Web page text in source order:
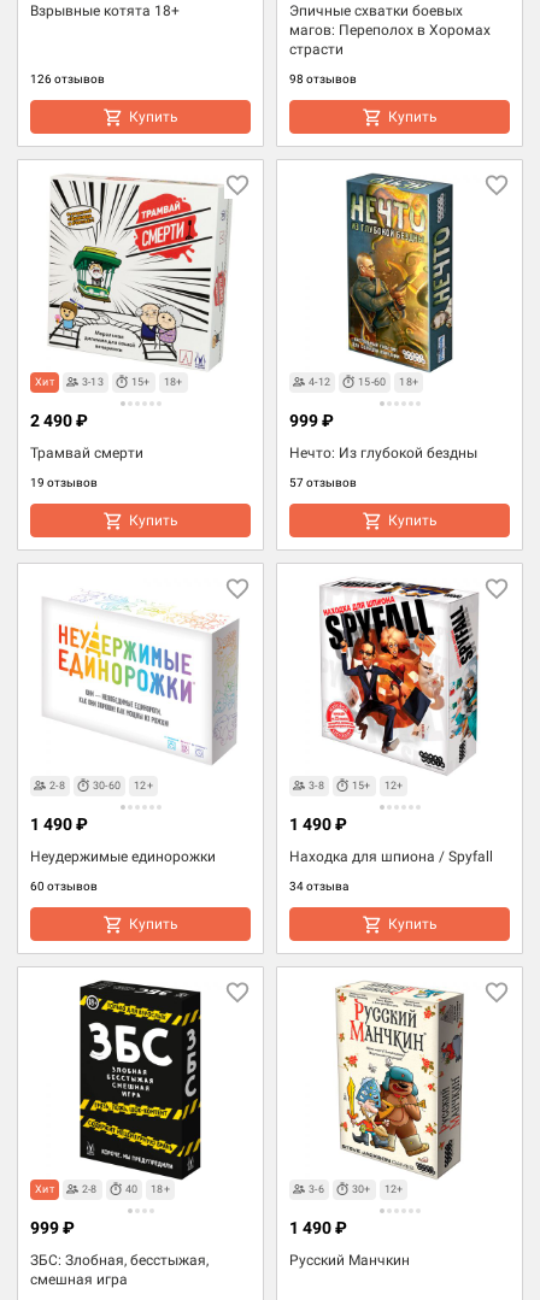
Взрывные котята 18+
126 отзывов
Купить
Эпичные схватки боевых
магов: Переполох в Хоромах
страсти
98 отзывов
Купить
Хит 3-13 15+ 18+
Трамвай смерти
19 отзывов
2 490 ₽
Купить
4-12 15-60 18+
Нечто: Из глубокой бездны
57 отзывов
999 ₽
Купить
2-8 30-60 12+
Неудержимые единорожки
60 отзывов
1 490 ₽
Купить
3-8 15+ 12+
Находка для шпиона / Spyfall
34 отзыва
1 490 ₽
Купить
Хит 2-8 40 18+
ЗБС: Злобная, бесстыжая,
смешная игра
999 ₽
3-6 30+ 12+
Русский Манчкин
1 490 ₽